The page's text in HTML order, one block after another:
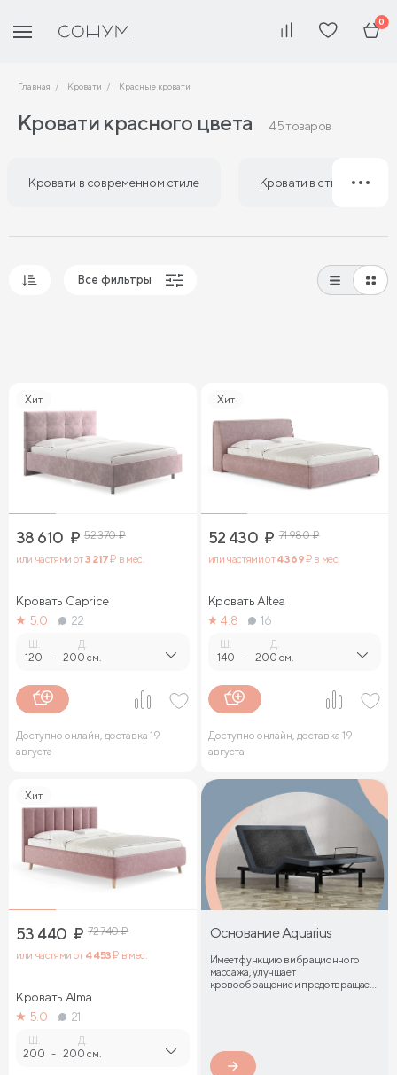
0
Главная Кровати Красные кровати
Кровати красного цвета 45 товаров
Кровати в современном стиле Кровати в стиле лофт
Все фильтры
Хит
38 610 ₽ 52 370₽
или частями от3 217₽ в мес.
Кровать Caprice
5.0
22
Ш.
120 -
Д.
200 см.
Доступно онлайн, доставка 19
августа
Хит
52 430 ₽ 71 980₽
или частями от4 369₽ в мес.
Кровать Altea
4.8
16
Ш.
140 -
Д.
200 см.
Доступно онлайн, доставка 19
августа
Хит
53 440 ₽ 72 740₽
или частями от 4 453₽ в мес.
Кровать Alma
5.0
21
200 -
Д.
200 см.
Основание Aquarius
Имеет функцию вибрационного
массажа, улучшает
кровообращение и предотвращает